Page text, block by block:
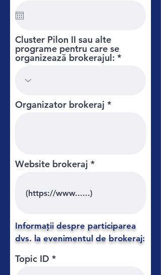
r
e
d
Cluster Pilon II sau alte
programe pentru care se
organizează brokerajul:
Organizator brokeraj
Website brokeraj
Informații despre participarea
dvs. la evenimentul de brokeraj:
Topic ID